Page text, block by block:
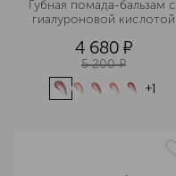
Губная помада-бальзам с
гиалуроновой кислотой
4 680 ¤
5 200 ¤
+1